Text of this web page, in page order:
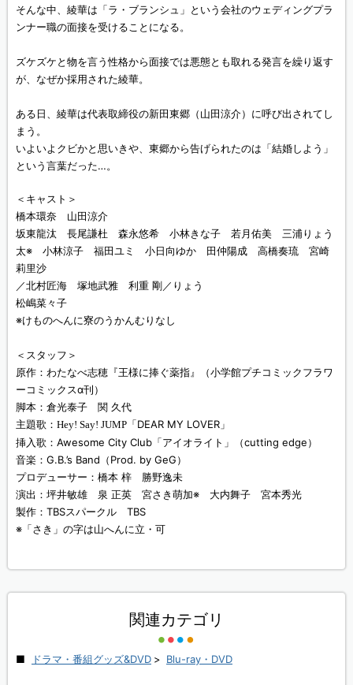
そんな中、綾華は「ラ・ブランシュ」という会社のウェディングプラ
ンナー職の面接を受けることになる。
ズケズケと物を言う性格から面接では悪態とも取れる発言を繰り返す
が、なぜか採用された綾華。
ある日、綾華は代表取締役の新田東郷（山田涼介）に呼び出されてし
まう。
いよいよクビかと思いきや、東郷から告げられたのは「結婚しよう」
という言葉だった…。
＜キャスト＞
橋本環奈 山田涼介
坂東龍汰 長尾謙杜 森永悠希 小林きな子 若月佑美 三浦りょう
太※ 小林涼子 福田ユミ 小日向ゆか 田仲陽成 高橋奏琉 宮崎
莉里沙
／北村匠海 塚地武雅 利重 剛／りょう
松嶋菜々子
※けものへんに寮のうかんむりなし
＜スタッフ＞
原作：わたなべ志穂『王様に捧ぐ薬指』（小学館プチコミックフラワ
ーコミックスα刊）
脚本：倉光泰子 関 久代
主題歌： Hey! Say! JUMP 「DEAR MY LOVER」
挿入歌：Awesome City Club「アイオライト」（cutting edge）
音楽：G.B.’s Band（Prod. by GeG）
プロデューサー：橋本 梓 勝野逸未
演出：坪井敏雄 泉 正英 宮さき萌加※ 大内舞子 宮本秀光
製作：TBSスパークル TBS
※「さき」の字は山へんに立・可
関連カテゴリ
ドラマ・番組グッズ&DVD > Blu-ray・DVD